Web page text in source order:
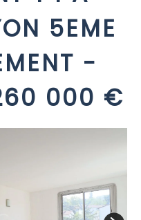
5EME
-
000 €